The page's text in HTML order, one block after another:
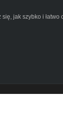
jak szybko i łatwo